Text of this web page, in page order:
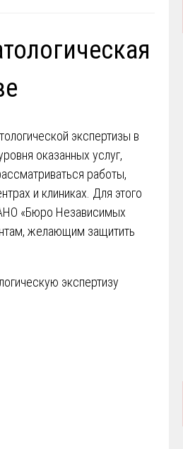
экспертизы в
оказанных услуг,
работы,
и клиниках. Для этого
«Бюро Независимых
желающим защитить
экспертизу